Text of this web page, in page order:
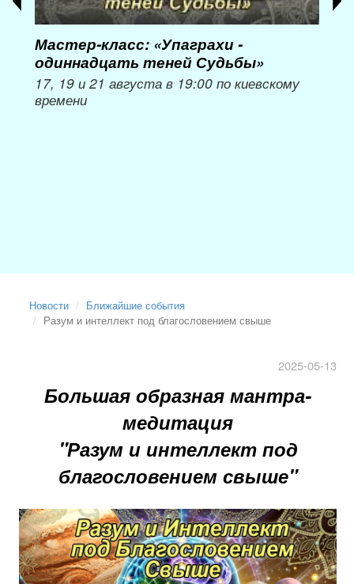
Мастер-класс: «Упаграхи -
одиннадцать теней Судьбы»
17, 19 и 21 августа в 19:00 по киевскому
времени
Новости
Ближайшие события
Разум и интеллект под благословением свыше
2025-05-13
Большая образная мантра-
медитация
"Разум и интеллект под
благословением свыше"